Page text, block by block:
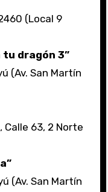
(Local 9
tu dragón 3”
(Av. San Martín
Calle 63, 2 Norte
(Av. San Martín